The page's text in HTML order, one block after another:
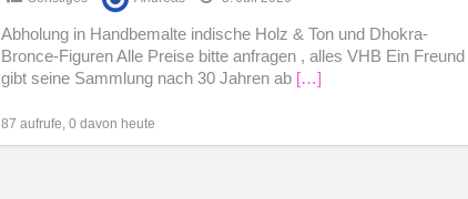
Abholung in Handbemalte indische Holz & Ton und Dhokra-
Bronce-Figuren Alle Preise bitte anfragen , alles VHB Ein Freund
gibt seine Sammlung nach 30 Jahren ab […]
87 aufrufe, 0 davon heute